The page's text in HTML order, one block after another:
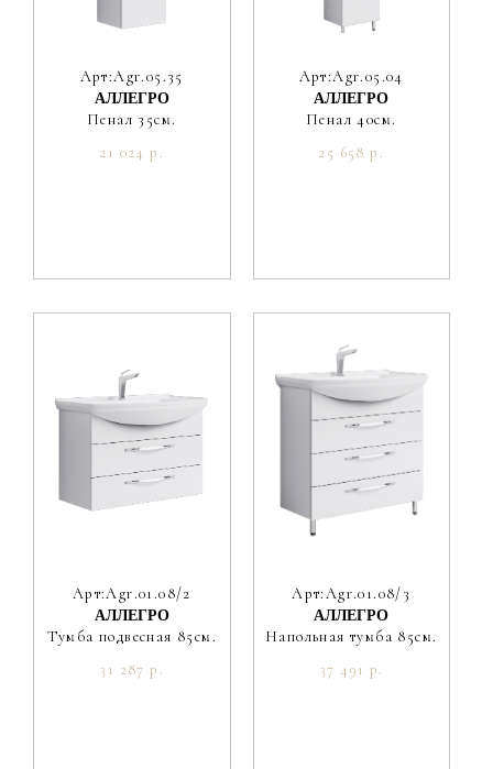
Арт:Agr.05.35
АЛЛЕГРО
Пенал 35см.
21 024 р.
Арт:Agr.05.04
АЛЛЕГРО
Пенал 40см.
25 658 р.
Арт:Agr.01.08/2
АЛЛЕГРО
Тумба подвесная 85см.
31 287 р.
Арт:Agr.01.08/3
АЛЛЕГРО
Напольная тумба 85см.
37 491 р.